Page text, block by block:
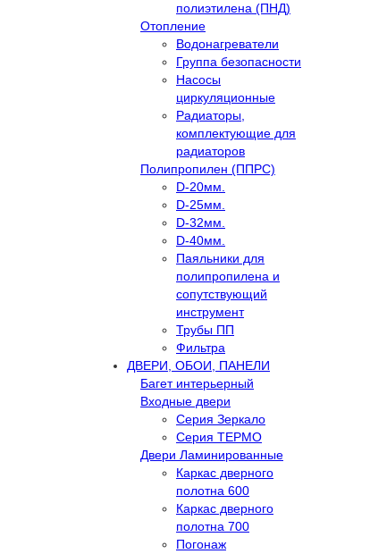
полиэтилена (ПНД)
Отопление
Водонагреватели
Группа безопасности
Насосы
циркуляционные
Радиаторы,
комплектующие для
радиаторов
Полипропилен (ППРС)
D-20мм.
D-25мм.
D-32мм.
D-40мм.
Паяльники для
полипропилена и
сопутствующий
инструмент
Трубы ПП
Фильтра
ДВЕРИ, ОБОИ, ПАНЕЛИ
Багет интерьерный
Входные двери
Серия Зеркало
Серия ТЕРМО
Двери Ламинированные
Каркас дверного
полотна 600
Каркас дверного
полотна 700
Погонаж